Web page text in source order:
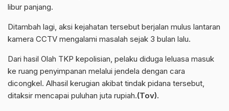
libur panjang.
Ditambah lagi, aksi kejahatan tersebut berjalan mulus lantaran
kamera CCTV mengalami masalah sejak 3 bulan lalu.
Dari hasil Olah TKP kepolisian, pelaku diduga leluasa masuk
ke ruang penyimpanan melalui jendela dengan cara
dicongkel. Alhasil kerugian akibat tindak pidana tersebut,
ditaksir mencapai puluhan juta rupiah.(Tov).